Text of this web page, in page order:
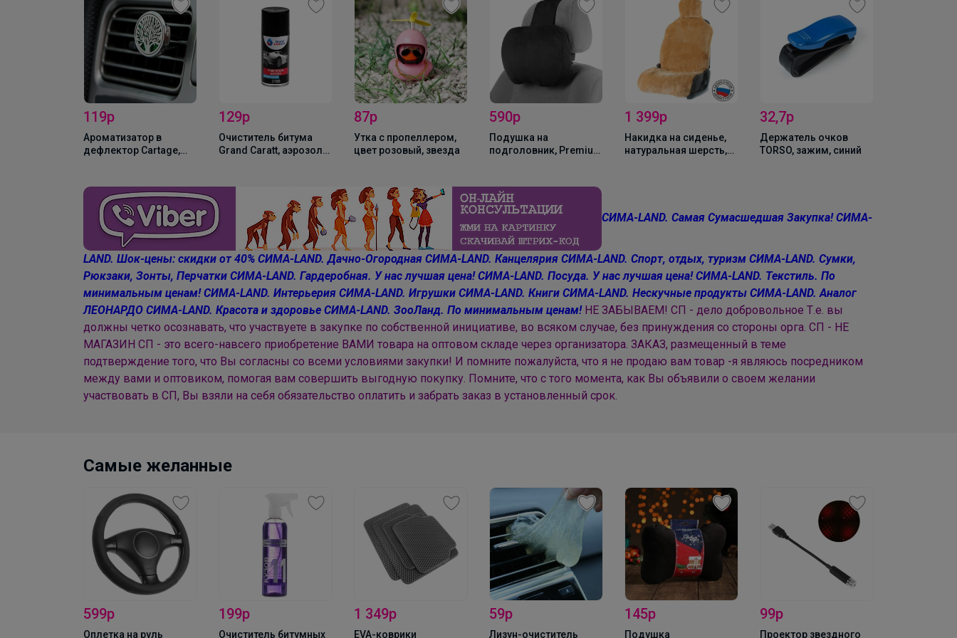
119р
Ароматизатор в
дефлектор Cartage,
129р
Очиститель битума
Grand Caratt, аэрозоль,
87р
Утка с пропеллером,
цвет розовый, звезда
590р
Подушка на
подголовник, Premium
1 399р
Накидка на сиденье,
натуральная шерсть,
32,7р
Держатель очков
TORSO, зажим, синий
СИМА-LAND. Самая Сумасшедшая Закупка! СИМА-
LAND. Шок-цены: скидки от 40% СИМА-LAND. Дачно-Огородная СИМА-LAND. Канцелярия СИМА-LAND. Спорт, отдых, туризм СИМА-LAND. Сумки,
Рюкзаки, Зонты, Перчатки СИМА-LAND. Гардеробная. У нас лучшая цена! СИМА-LAND. Посуда. У нас лучшая цена! СИМА-LAND. Текстиль. По
минимальным ценам! СИМА-LAND. Интерьерия СИМА-LAND. Игрушки СИМА-LAND. Книги СИМА-LAND. Нескучные продукты СИМА-LAND. Аналог
ЛЕОНАРДО СИМА-LAND. Красота и здоровье СИМА-LAND. ЗооЛанд. По минимальным ценам! НЕ ЗАБЫВАЕМ! СП - дело добровольное Т.е. вы
должны четко осознавать, что участвуете в закупке по собственной инициативе, во всяком случае, без принуждения со стороны орга. СП - НЕ
МАГАЗИН СП - это всего-навсего приобретение ВАМИ товара на оптовом складе через организатора. ЗАКАЗ, размещенный в теме
подтверждение того, что Вы согласны со всеми условиями закупки! И помните пожалуйста, что я не продаю вам товар -я являюсь посредником
между вами и оптовиком, помогая вам совершить выгодную покупку. Помните, что с того момента, как Вы объявили о своем желании
участвовать в СП, Вы взяли на себя обязательство оплатить и забрать заказ в установленный срок.
Самые желанные
599р
Оплетка на руль
199р
Очиститель битумных
1 349р
EVA-коврики
59р
Лизун-очиститель
145р
Подушка
99р
Проектор звездного
Школьные брюки для девочек и мальчиков
мозаика
В школу с радостью! всё в наличии